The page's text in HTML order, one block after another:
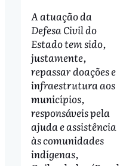
A atuação da
Defesa Civil do
Estado tem sido,
justamente,
repassar doações e
infraestrutura aos
municípios,
responsáveis pela
ajuda e assistência
às comunidades
indígenas,